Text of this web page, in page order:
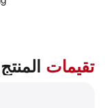
تقيمات المنتج